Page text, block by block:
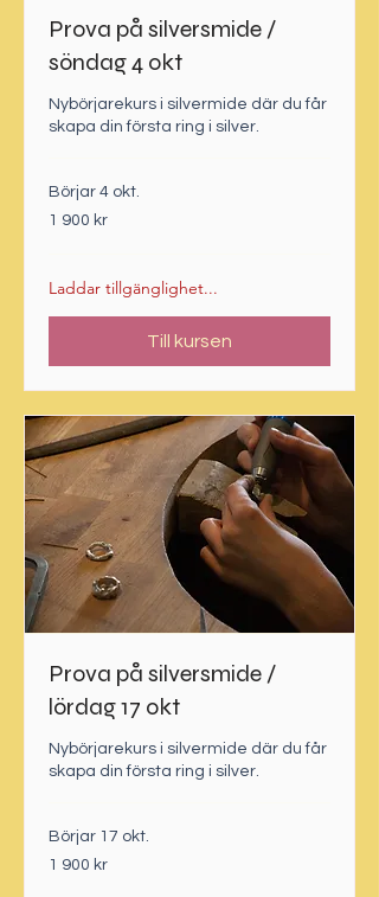
Prova på silversmide /
söndag 4 okt
Nybörjarekurs i silvermide där du får
skapa din första ring i silver.
Börjar 4 okt.
1 900
svenska
1 900 kr
Laddar tillgänglighet...
Till kursen
Prova på silversmide /
lördag 17 okt
Nybörjarekurs i silvermide där du får
skapa din första ring i silver.
Börjar 17 okt.
1 900
svenska
1 900 kr